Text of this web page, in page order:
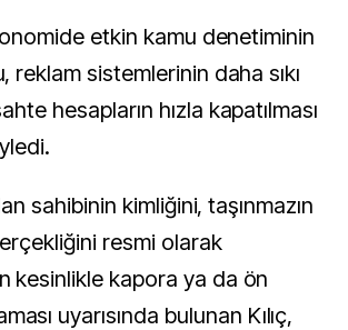
etkin kamu denetiminin
reklam sistemlerinin daha sıkı
hesapların hızla kapatılması
sahibinin kimliğini, taşınmazın
resmi olarak
kesinlikle kapora ya da ön
uyarısında bulunan Kılıç,